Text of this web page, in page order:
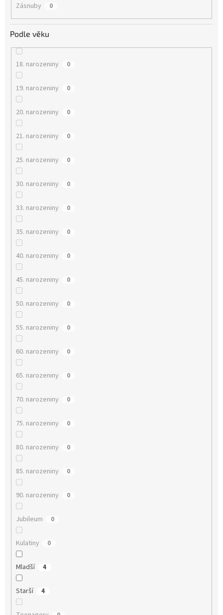
Zásnuby 0
Podle věku
18. narozeniny 0
19. narozeniny 0
20. narozeniny 0
21. narozeniny 0
25. narozeniny 0
30. narozeniny 0
33. narozeniny 0
35. narozeniny 0
40. narozeniny 0
45. narozeniny 0
50. narozeniny 0
55. narozeniny 0
60. narozeniny 0
65. narozeniny 0
70. narozeniny 0
75. narozeniny 0
80. narozeniny 0
85. narozeniny 0
90. narozeniny 0
Jubileum 0
Kulatiny 0
Mladší 4
Starší 4